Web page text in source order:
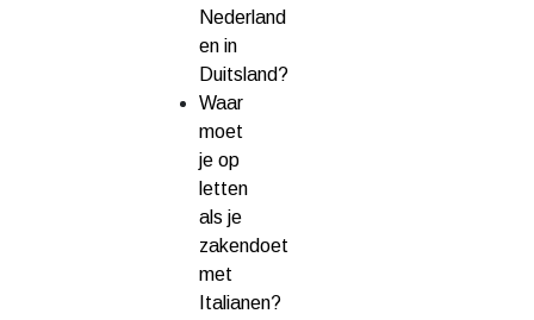
Nederland
en in
Duitsland?
Waar
moet
je op
letten
als je
zakendoet
met
Italianen?